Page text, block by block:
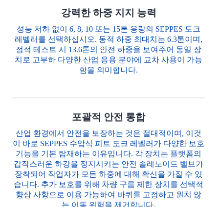
강력한 하중 지지 능력
성능 저하 없이 6, 8, 10 또는 15톤 용량의 SEPPES 도크
레벨러를 선택하십시오. 동적 하중 최대치는 6.3톤이며,
정적 테스트 시 13.6톤의 안전 하중을 보여주어 동일 장
치로 고부하 다양한 산업 응용 분야에 교차 사용이 가능
함을 의미합니다.
포괄적 안전 통합
산업 환경에서 안전을 보장하는 것은 절대적이며, 이것
이 바로 SEPPES 수압식 피트 도크 레벨러가 다양한 보호
기능을 기본 탑재하는 이유입니다. 각 장치는 플랫폼의
갑작스러운 하강을 정지시키는 안전 솔레노이드 밸브가
장착되어 작업자가 모든 하중에 대해 확신을 가질 수 있
습니다. 추가 보호를 위해 차량 구름 제한 장치를 선택적
향상 사항으로 이용 가능하여 바퀴를 고정하고 원치 않
는 이동 위험을 제거합니다.